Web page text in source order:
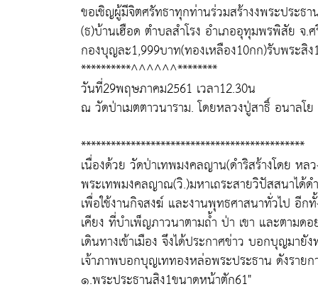
ขอเชิญผู้มีจิตศรัทธาทุกท่านร่วมสร้างงพระประ
(ธ)บ้านเฮือด ตำบลสำโรง อำเภออุทุมพรพิสัย จ.
กองบุญละ1,999บาท(ทองเหลือง10กก)รับพระสิ
**********^^^^^^********
วันที่29พฤษภาคม2561 เวลา12.30น
ณ วัดป่าเมตตาวนาราม. โดยหลวงปู่สาธิ์ อนาลโ
*********************************************
เนื่องด้วย วัดป่าเทพมงคลญาน(ดำริสร้างโดย ห
พระเทพมงคลญาณ(วิ.)มหาเถระสายวิปัสสนาได้
เพื่อใช้งานกิจสงฆ์ และงานพุทธศาสนาทั่วไป อี
เคียง ที่บำเพ็ญภาวนาตามถ้ำ ป่า เขา และตามด
เดินทางเข้าเมือง จึงได้ประกาศข่าว บอกบุญมา
เจ้าภาพบอกบุญเททองหล่อพระประธาน ดังราย
๑.พระประธานสิง1ขนาดหน้าตัก61"